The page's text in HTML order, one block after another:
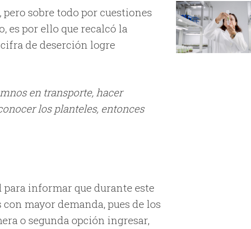
sobre todo por cuestiones
es por ello que recalcó la
de deserción logre
en transporte, hacer
los planteles, entonces
para informar que durante este
mayor demanda, pues de los
o segunda opción ingresar,